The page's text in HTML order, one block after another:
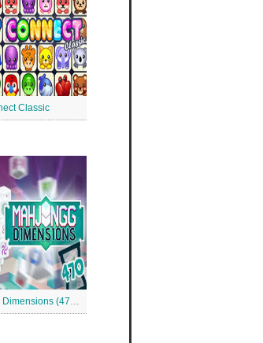
Classic
Mahjongg Dimensions (470 secunde)